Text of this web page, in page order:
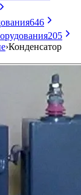
646
205
›Конденсатор